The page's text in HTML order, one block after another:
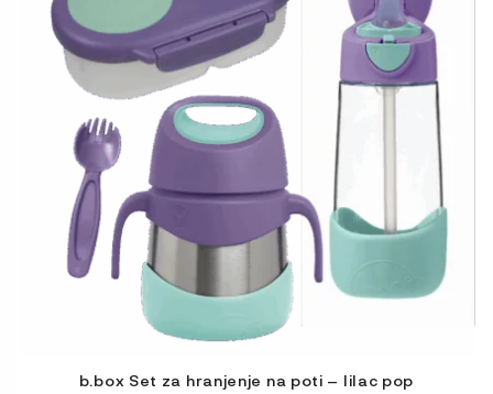
b.box Set za hranjenje na poti – lilac pop